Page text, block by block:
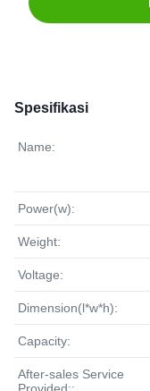
Spesifikasi
Name:
Power(w):
Weight:
Voltage:
Dimension(l*w*h):
Capacity:
After-sales Service